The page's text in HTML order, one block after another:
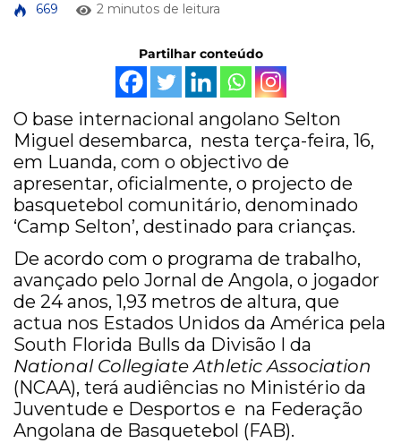
669
2 minutos de leitura
Partilhar conteúdo
O base internacional angolano Selton
Miguel desembarca, nesta terça-feira, 16,
em Luanda, com o objectivo de
apresentar, oficialmente, o projecto de
basquetebol comunitário, denominado
‘Camp Selton’, destinado para crianças.
De acordo com o programa de trabalho,
avançado pelo Jornal de Angola, o jogador
de 24 anos, 1,93 metros de altura, que
actua nos Estados Unidos da América pela
South Florida Bulls da Divisão I da
National Collegiate Athletic Association
(NCAA), terá audiências no Ministério da
Juventude e Desportos e na Federação
Angolana de Basquetebol (FAB).